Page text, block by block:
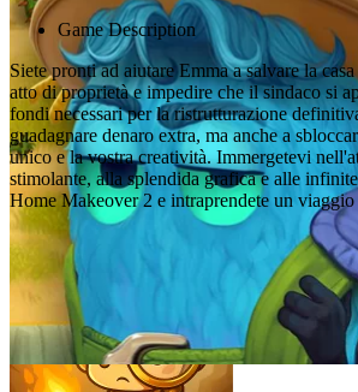
Game Description
Siete pronti ad aiutare Emma a salvare la
atto di proprietà e impedire che il sindaco si
fondi necessari per la ristrutturazione
guadagnare denaro extra, ma anche a
unico e la vostra creatività. Immergetevi
stimolante, alla splendida grafica e alle
Home Makeover 2 e intraprendete un
Giochi correlati